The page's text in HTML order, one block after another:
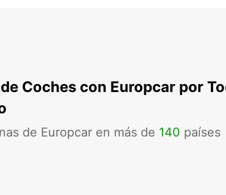
Coches con Europcar por
de Europcar en más de 140 países